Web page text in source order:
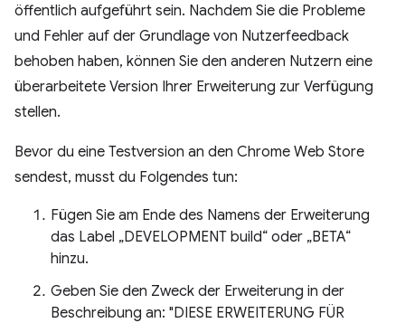
öffentlich aufgeführt sein. Nachdem Sie die Probleme
und Fehler auf der Grundlage von Nutzerfeedback
behoben haben, können Sie den anderen Nutzern eine
überarbeitete Version Ihrer Erweiterung zur Verfügung
stellen.
Bevor du eine Testversion an den Chrome Web Store
sendest, musst du Folgendes tun:
Fügen Sie am Ende des Namens der Erweiterung
das Label „DEVELOPMENT build“ oder „BETA“
hinzu.
Geben Sie den Zweck der Erweiterung in der
Beschreibung an: "DIESE ERWEITERUNG FÜR